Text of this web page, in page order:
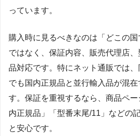
っています。
購入時に見るべきなのは「どこの
ではなく、保証内容、販売代理店
品対応です。特にネット通販では
でも国内正規品と並行輸入品が混在
す。保証を重視するなら、商品ペ
内正規品」「型番末尾/11」などの
と安心です。